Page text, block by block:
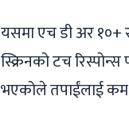
यसमा एच डी अर १०+
स्क्रिनको टच
भएकोले तपाईंलाई कम